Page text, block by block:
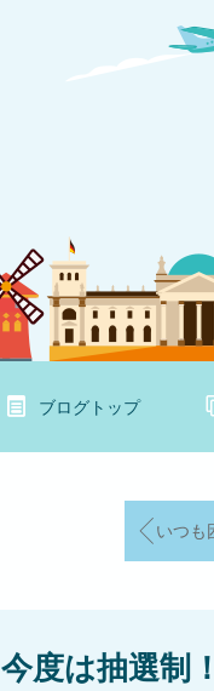
ブログトップ
いつも困る帰省の
今度は抽選制